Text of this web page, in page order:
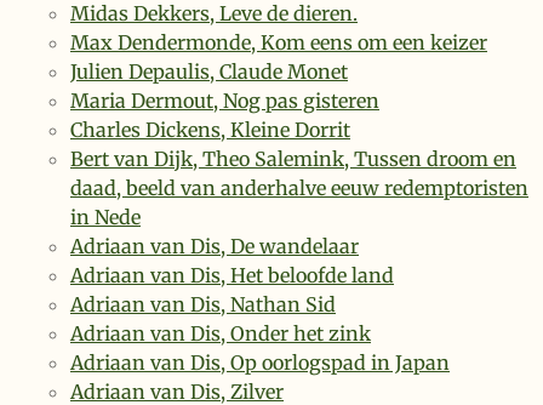
Midas Dekkers, Leve de dieren.
Max Dendermonde, Kom eens om een keizer
Julien Depaulis, Claude Monet
Maria Dermout, Nog pas gisteren
Charles Dickens, Kleine Dorrit
Bert van Dijk, Theo Salemink, Tussen droom en
daad, beeld van anderhalve eeuw redemptoristen
in Nede
Adriaan van Dis, De wandelaar
Adriaan van Dis, Het beloofde land
Adriaan van Dis, Nathan Sid
Adriaan van Dis, Onder het zink
Adriaan van Dis, Op oorlogspad in Japan
Adriaan van Dis, Zilver